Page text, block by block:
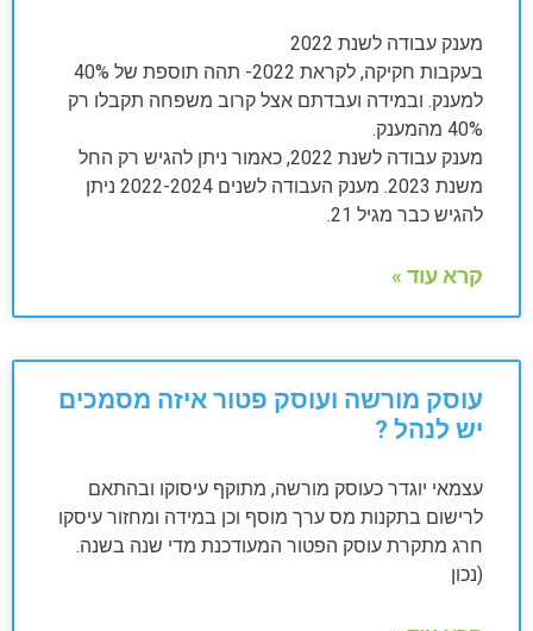
מענק עבודה לשנת 2022
בעקבות חקיקה, לקראת 2022- תהה תוספת של 40%
למענק. ובמידה ועבדתם אצל קרוב משפחה תקבלו רק
40% מהמענק.
מענק עבודה לשנת 2022, כאמור ניתן להגיש רק החל
משנת 2023. מענק העבודה לשנים 2022-2024 ניתן
להגיש כבר מגיל 21.
קרא עוד »
עוסק מורשה ועוסק פטור איזה מסמכים
יש לנהל ?
עצמאי יוגדר כעוסק מורשה, מתוקף עיסוקו ובהתאם
לרישום בתקנות מס ערך מוסף וכן במידה ומחזור עיסקו
חרג מתקרת עוסק הפטור המעודכנת מדי שנה בשנה.
(נכון